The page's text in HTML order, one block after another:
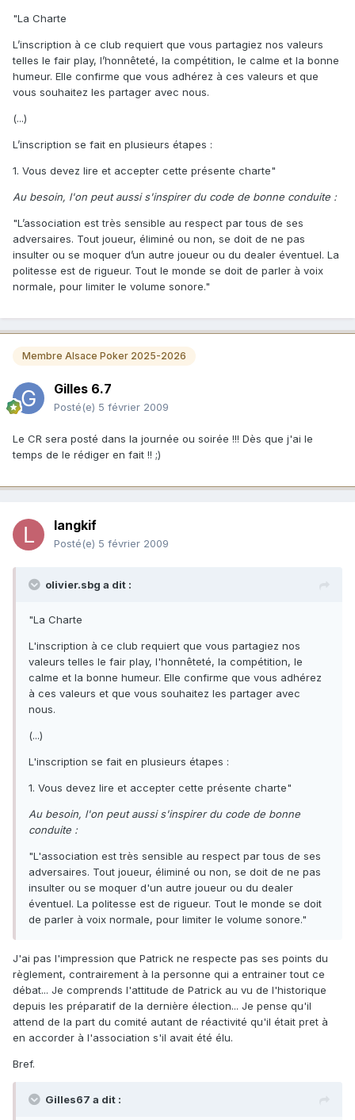
"La Charte
L’inscription à ce club requiert que vous partagiez nos valeurs
telles le fair play, l’honnêteté, la compétition, le calme et la bonne
humeur. Elle confirme que vous adhérez à ces valeurs et que
vous souhaitez les partager avec nous.
(...)
L’inscription se fait en plusieurs étapes :
1. Vous devez lire et accepter cette présente charte"
Au besoin, l'on peut aussi s'inspirer du code de bonne conduite :
"L’association est très sensible au respect par tous de ses
adversaires. Tout joueur, éliminé ou non, se doit de ne pas
insulter ou se moquer d’un autre joueur ou du dealer éventuel. La
politesse est de rigueur. Tout le monde se doit de parler à voix
normale, pour limiter le volume sonore."
Membre Alsace Poker 2025-2026
Gilles 6.7
Posté(e) 5 février 2009
Le CR sera posté dans la journée ou soirée !!! Dès que j'ai le
temps de le rédiger en fait !! ;)
langkif
Posté(e) 5 février 2009
olivier.sbg a dit :
"La Charte
L'inscription à ce club requiert que vous partagiez nos
valeurs telles le fair play, l'honnêteté, la compétition, le
calme et la bonne humeur. Elle confirme que vous adhérez
à ces valeurs et que vous souhaitez les partager avec
nous.
(...)
L'inscription se fait en plusieurs étapes :
1. Vous devez lire et accepter cette présente charte"
Au besoin, l'on peut aussi s'inspirer du code de bonne
conduite :
"L'association est très sensible au respect par tous de ses
adversaires. Tout joueur, éliminé ou non, se doit de ne pas
insulter ou se moquer d'un autre joueur ou du dealer
éventuel. La politesse est de rigueur. Tout le monde se doit
de parler à voix normale, pour limiter le volume sonore."
J'ai pas l'impression que Patrick ne respecte pas ses points du
règlement, contrairement à la personne qui a entrainer tout ce
débat... Je comprends l'attitude de Patrick au vu de l'historique
depuis les préparatif de la dernière élection... Je pense qu'il
attend de la part du comité autant de réactivité qu'il était pret à
en accorder à l'association s'il avait été élu.
Bref.
Gilles67 a dit :